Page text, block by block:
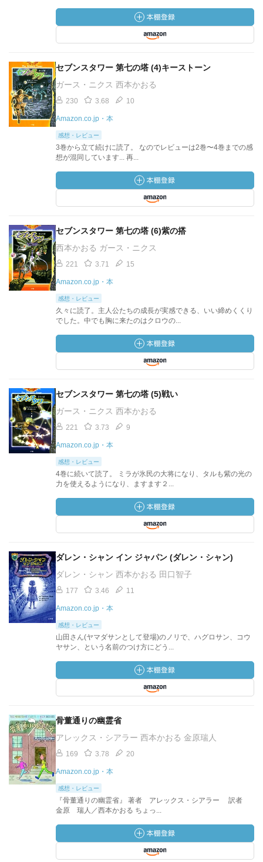
セブンスタワー 第七の塔 (4)キーストーン
ガース・ニクス 西本かおる
230 3.68 10
Amazon.co.jp・本
感想・レビュー
3巻から立て続けに読了。 なのでレビューは2巻〜4巻までの感
想が混同しています... 再...
セブンスタワー 第七の塔 (6)紫の搭
西本かおる ガース・ニクス
221 3.71 15
Amazon.co.jp・本
感想・レビュー
久々に読了。主人公たちの成長が実感できる、いい締めくくり
でした。中でも胸に来たのはクロウの...
セブンスタワー 第七の塔 (5)戦い
ガース・ニクス 西本かおる
221 3.73 9
Amazon.co.jp・本
感想・レビュー
4巻に続いて読了。 ミラが氷民の大将になり、タルも紫の光の
力を使えるようになり、ますます２...
ダレン・シャン イン ジャパン (ダレン・シャン)
ダレン・シャン 西本かおる 田口智子
177 3.46 11
Amazon.co.jp・本
感想・レビュー
山田さん(ヤマダサンとして登場)のノリで、ハグロサン、コウ
ヤサン、という名前のつけ方にどう...
骨董通りの幽霊省
アレックス・シアラー 西本かおる 金原瑞人
169 3.78 20
Amazon.co.jp・本
感想・レビュー
『骨董通りの幽霊省』 著者 アレックス・シアラー 訳者
金原 瑞人／西本かおる ちょっ...